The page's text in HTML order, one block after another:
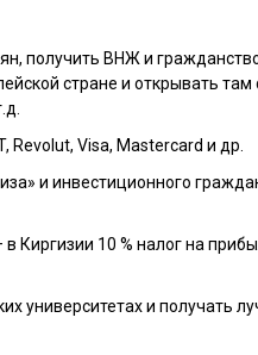
обработку персональных
получить ВНЖ и
стране и открывать там
Revolut, Visa, Mastercard и др.
и инвестиционного
Киргизии 10 % налог на
университетах и получать